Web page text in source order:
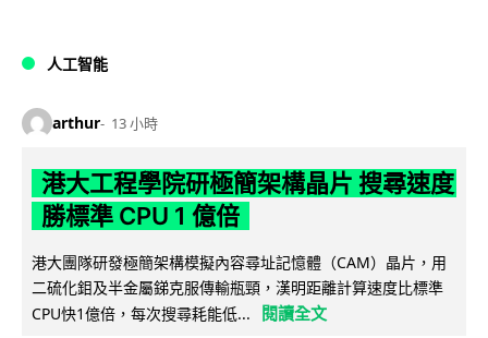
人工智能
arthur 13 小時
港大工程學院研極簡架構晶片 搜尋速度
勝標準 CPU 1 億倍
港大團隊研發極簡架構模擬內容尋址記憶體（CAM）晶片，用
二硫化鉬及半金屬銻克服傳輸瓶頸，漢明距離計算速度比標準
CPU快1億倍，每次搜尋耗能低...
閱讀全文